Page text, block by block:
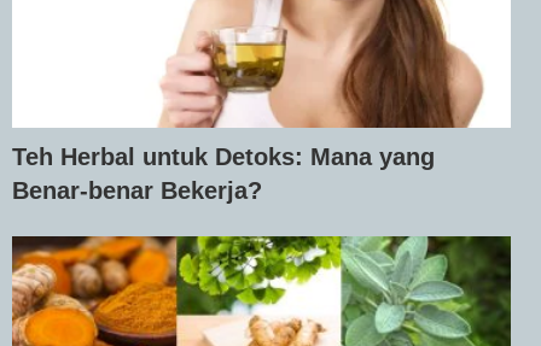
Teh Herbal untuk Detoks: Mana yang
Benar-benar Bekerja?